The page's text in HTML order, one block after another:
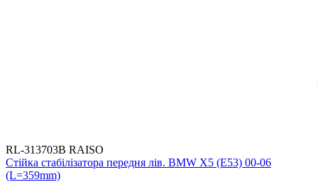
RL-313703B RAISO
Стійка стабілізатора передня лів. BMW X5 (E53) 00-06
(L=359mm)